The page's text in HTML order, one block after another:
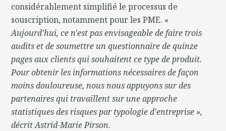
considérablement simplifié le processus de
souscription, notamment pour les PME. «
Aujourd'hui, ce n'est pas envisageable de faire trois
audits et de soumettre un questionnaire de quinze
pages aux clients qui souhaitent ce type de produit.
Pour obtenir les informations nécessaires de façon
moins douloureuse, nous nous appuyons sur des
partenaires qui travaillent sur une approche
statistiques des risques par typologie d'entreprise »,
décrit Astrid-Marie Pirson.